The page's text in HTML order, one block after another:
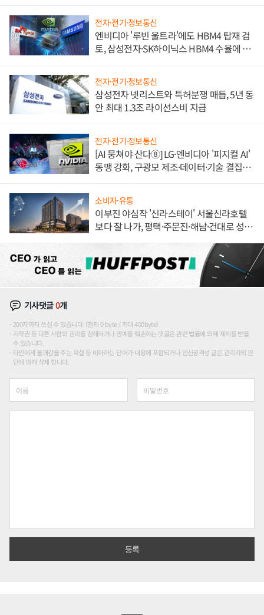
전자·전기·정보통신
엔비디아 '루빈 울트라'에도 HBM4 탑재 검
토, 삼성전자·SK하이닉스 HBM4 수율에 주
전자·전기·정보통신
삼성전자 넷리스트와 특허분쟁 매듭, 5년 동
안 최대 1.3조 라이선스비 지급
전자·전기·정보통신
[AI 뭉쳐야 산다⑧] LG·엔비디아 '피지컬 AI'
동맹 강화, 구광모 제조·데이터·기술 결집
소비자·유통
이부진 야심작 '신라스테이' 서울신라호텔
보다 잘 나가, 평택·주문진·해남·건대로 성
기사댓글0개
200자까지 쓰실 수 있습니다. (현재 0 byte / 최대 400byte)
저작권 등 다른 사람의 권리를 침해하거나 명예를 훼손하는 댓글은 관련 법률에 의해 제재를 받을
수 있습니다.
타인에게 불쾌감을 주는 욕설 등 비하하는 단어가 내용에 포함되거나 인신공격성 글은 관리자의 판
단에 의해 삭제 합니다.